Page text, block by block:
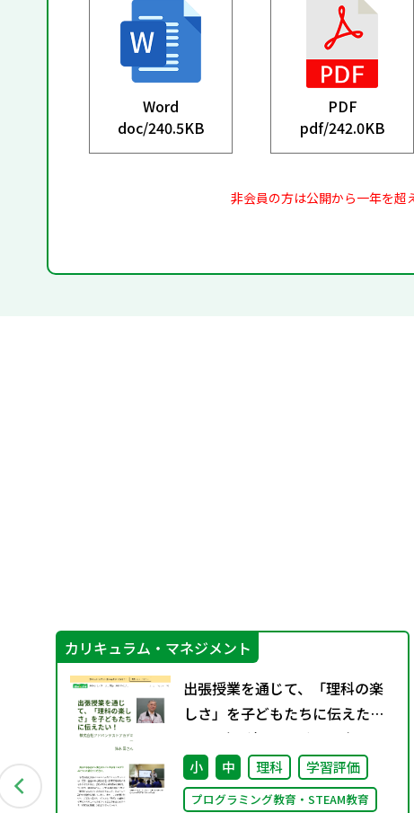
Word
doc/240.5KB
PDF
pdf/242.0KB
非会員の方は公開から一年を超
カリキュラム・マネジメント
出張授業を通じて、「理科の楽
しさ」を子どもたちに伝えた
い！ （理科のミカタWeb）
小 中 理科 学習評価
プログラミング教育・STEAM教育